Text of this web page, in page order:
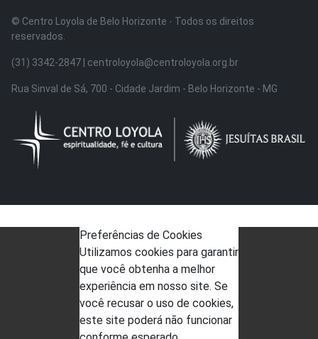
© Centro Loyola de Belo Horizonte · Todos os direitos
reservados.
(31) 3342-2847 | centroloyola@centroloyola.org.br
Rua Sinval de Sá, 700 - Cidade Jardim - Belo Horizonte - MG
Preferências de Cookies
Utilizamos cookies para garantir
que você obtenha a melhor
experiência em nosso site. Se
você recusar o uso de cookies,
este site poderá não funcionar